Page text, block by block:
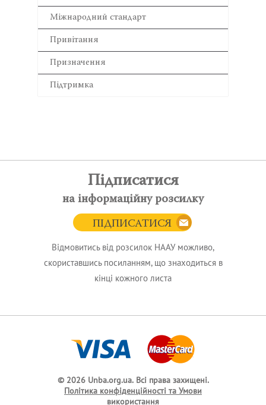
Міжнародний стандарт
Привітання
Призначення
Підтримка
Підписатися
на інформаційну розсилку
ПІДПИСАТИСЯ
Відмовитись від розсилок НААУ можливо,
скориставшись посиланням, що знаходиться в
кінці кожного листа
© 2026 Unba.org.ua. Всі права захищені.
Політика конфіденційності та Умови
використання